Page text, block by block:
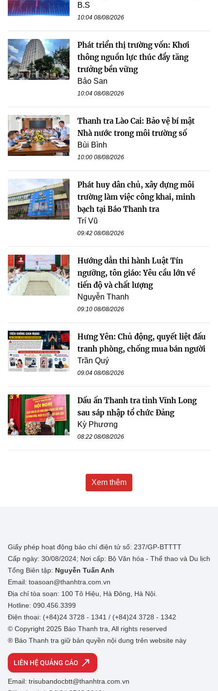
B.S
10:04 08/08/2026
Phát triển thị trường vốn: Khơi
thông nguồn lực thúc đẩy tăng
trưởng bền vững
Bảo San
10:04 08/08/2026
Thanh tra Lào Cai: Bảo vệ bí mật
Nhà nước trong môi trường số
Bùi Bình
10:00 08/08/2026
Phát huy dân chủ, xây dựng môi
trường làm việc công khai, minh
bạch tại Báo Thanh tra
Trí Vũ
09:42 08/08/2026
Hướng dẫn thi hành Luật Tín
ngưỡng, tôn giáo: Yêu cầu lớn về
tiến độ và chất lượng
Nguyễn Thanh
09:10 08/08/2026
Hưng Yên: Chủ động, quyết liệt đấu
tranh phòng, chống mua bán người
Trần Quý
09:04 08/08/2026
Dấu ấn Thanh tra tỉnh Vĩnh Long
sau sáp nhập tổ chức Đảng
Kỳ Phương
08:22 08/08/2026
Xem thêm
Giấy phép hoạt động báo chí điện tử số: 237/GP-BTTTT
Cấp ngày: 30/08/2024; Nơi cấp: Bộ Văn hóa - Thể thao và Du lịch
Tổng Biên tập: Nguyễn Tuấn Anh
Email: toasoan@thanhtra.com.vn
Địa chỉ tòa soạn: 100 Tô Hiệu, Hà Đông, Hà Nội.
Hotline: 090.456.3399
Điện thoại: (+84)24 3728 - 1341 / (+84)24 3728 - 1342
© Copyright 2025 Báo Thanh tra, All rights reserved
® Báo Thanh tra giữ bản quyền nội dung trên website này
LIÊN HỆ QUẢNG CÁO
Email: trisubandocbtt@thanhtra.com.vn